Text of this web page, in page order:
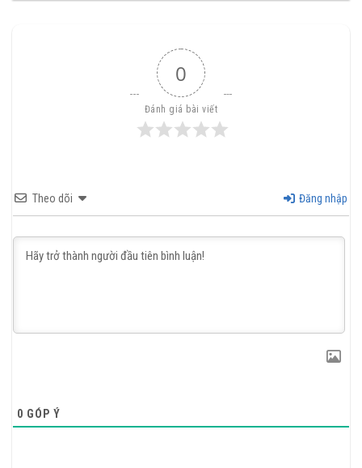
0
Đánh giá bài viết
Theo dõi Đăng nhập
0 GÓP Ý